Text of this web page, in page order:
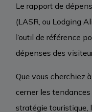
Le rapport de
(LASR, ou Lodging
l’outil de référence
dépenses des
Que vous cherchiez
cerner les
stratégie touristique,